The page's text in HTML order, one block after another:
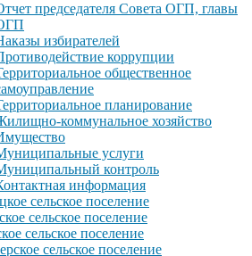
председателя Совета ОГП, главы
избирателей
коррупции
общественное
планирование
коммунальное хозяйство
услуги
контроль
информация
сельское поселение
сельское поселение
сельское поселение
сельское поселение